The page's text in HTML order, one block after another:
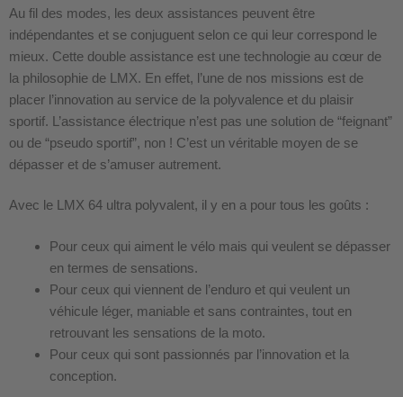
Au fil des modes, les deux assistances peuvent être
indépendantes et se conjuguent selon ce qui leur correspond le
mieux. Cette double assistance est une technologie au cœur de
la philosophie de LMX. En effet, l’une de nos missions est de
placer l’innovation au service de la polyvalence et du plaisir
sportif. L’assistance électrique n’est pas une solution de “feignant”
ou de “pseudo sportif”, non ! C’est un véritable moyen de se
dépasser et de s’amuser autrement.
Avec le LMX 64 ultra polyvalent, il y en a pour tous les goûts :
Pour ceux qui aiment le vélo mais qui veulent se dépasser
en termes de sensations.
Pour ceux qui viennent de l’enduro et qui veulent un
véhicule léger, maniable et sans contraintes, tout en
retrouvant les sensations de la moto.
Pour ceux qui sont passionnés par l’innovation et la
conception.